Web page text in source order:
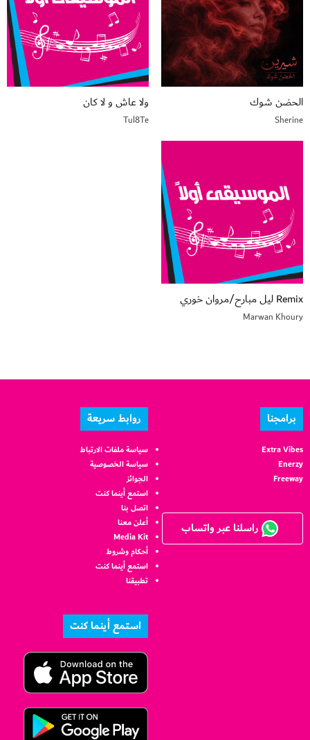
الحضن شوك
Sherine
ولا عاش و لا كان
Tul8Te
Remix ليل مبارح/مروان خوري
Marwan Khoury
برامجنا
Extra Vibes
Enerzy
Freeway
راسلنا عبر واتساب
روابط سريعة
سياسة ملفات الارتباط
سياسة الخصوصية
الجوائز
استمع أينما كنت
اتصل بنا
أعلن معنا
Media Kit
أحكام وشروط
استمع أينما كنت
تطبيقنا
استمع أينما كنت